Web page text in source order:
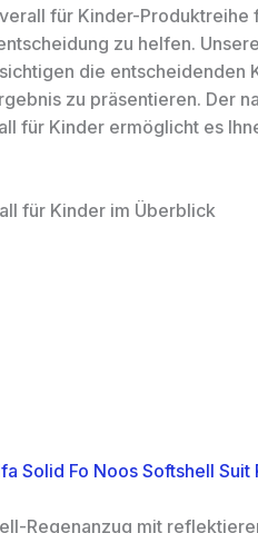
für Kinder-Produktreihe
zu helfen.
die entscheidenden
zu präsentieren. Der
für Kinder ermöglicht es
für Kinder im Überblick
Solid Fo Noos Softshell
Regenanzug mit